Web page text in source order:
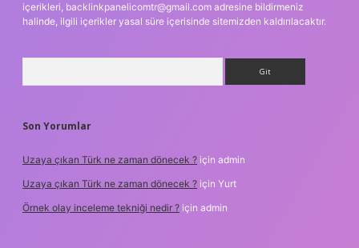
içerikleri, backlinkpanelicomtr@gmail.com adresine bildirmeniz
halinde, ilgili içerikler yasal süre içerisinde sitemizden kaldırılacaktır.
Son Yorumlar
Uzaya çıkan Türk ne zaman dönecek ? için admin
Uzaya çıkan Türk ne zaman dönecek ? için Yurt
Örnek olay inceleme tekniği nedir ? için admin